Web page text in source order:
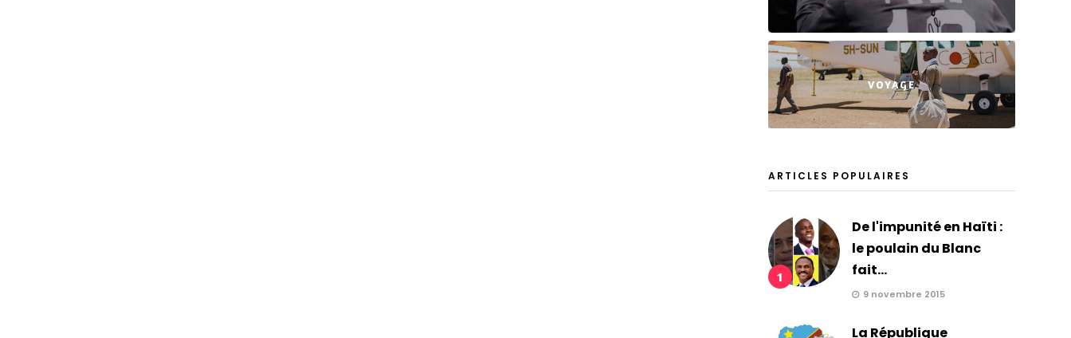
VOYAGE
ARTICLES POPULAIRES
1
De l'impunité en Haïti :
le poulain du Blanc
fait...
9 novembre 2015
La République